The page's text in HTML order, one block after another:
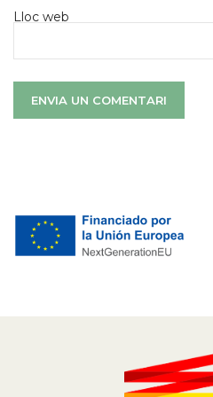
Lloc web